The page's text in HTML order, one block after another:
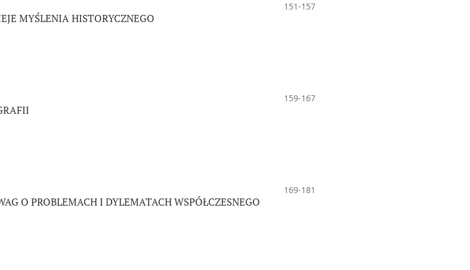
151-157
MYŚLENIA HISTORYCZNEGO
159-167
169-181
O PROBLEMACH I DYLEMATACH WSPÓŁCZESNEGO